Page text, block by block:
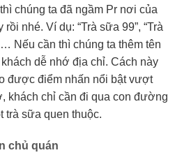
chúng ta đã ngầm Pr nơi của
nhé. Ví dụ: “Trà sữa 99”, “Trà
Nếu cần thì chúng ta thêm tên
dễ nhớ địa chỉ. Cách này
được điểm nhấn nổi bật vượt
khách chỉ cần đi qua con đường
trà sữa quen thuộc.
chủ quán